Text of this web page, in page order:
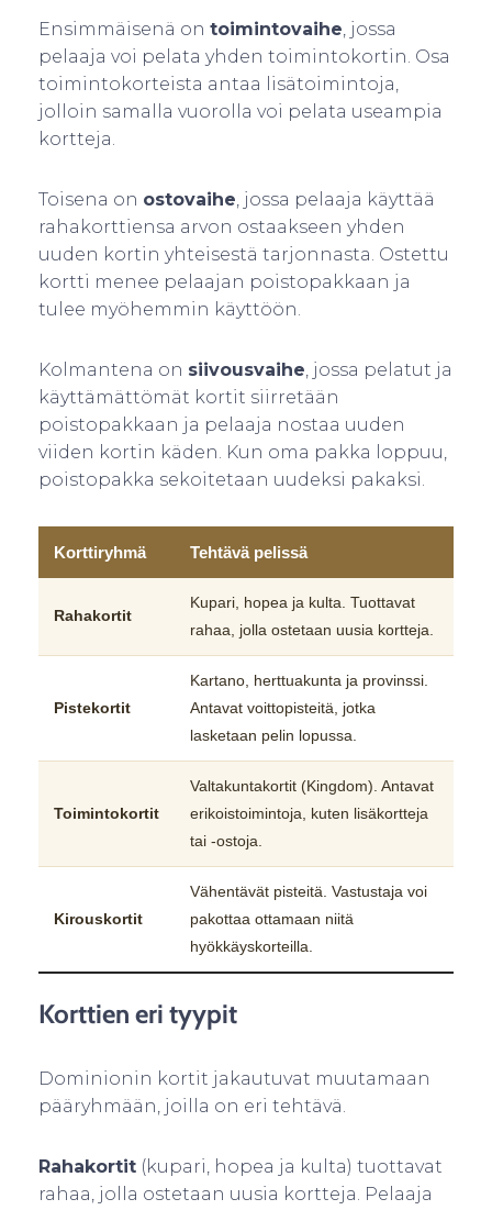
Ensimmäisenä on toimintovaihe, jossa
pelaaja voi pelata yhden toimintokortin. Osa
toimintokorteista antaa lisätoimintoja,
jolloin samalla vuorolla voi pelata useampia
kortteja.
Toisena on ostovaihe, jossa pelaaja käyttää
rahakorttiensa arvon ostaakseen yhden
uuden kortin yhteisestä tarjonnasta. Ostettu
kortti menee pelaajan poistopakkaan ja
tulee myöhemmin käyttöön.
Kolmantena on siivousvaihe, jossa pelatut ja
käyttämättömät kortit siirretään
poistopakkaan ja pelaaja nostaa uuden
viiden kortin käden. Kun oma pakka loppuu,
poistopakka sekoitetaan uudeksi pakaksi.
Korttiryhmä Tehtävä pelissä
Rahakortit
Kupari, hopea ja kulta. Tuottavat
rahaa, jolla ostetaan uusia kortteja.
Pistekortit
Kartano, herttuakunta ja provinssi.
Antavat voittopisteitä, jotka
lasketaan pelin lopussa.
Toimintokortit
Valtakuntakortit (Kingdom). Antavat
erikoistoimintoja, kuten lisäkortteja
tai -ostoja.
Kirouskortit
Vähentävät pisteitä. Vastustaja voi
pakottaa ottamaan niitä
hyökkäyskorteilla.
Korttien eri tyypit
Dominionin kortit jakautuvat muutamaan
pääryhmään, joilla on eri tehtävä.
Rahakortit (kupari, hopea ja kulta) tuottavat
rahaa, jolla ostetaan uusia kortteja. Pelaaja